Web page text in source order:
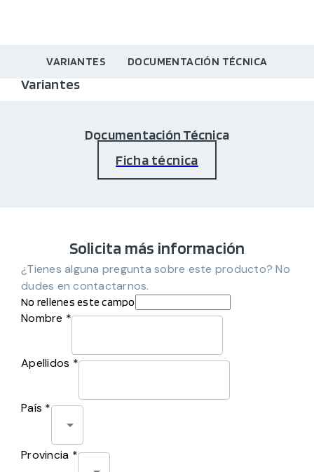
VARIANTES DOCUMENTACIÓN TÉCNICA
Variantes
Documentación Técnica
Ficha técnica
Solicita más información
¿Tienes alguna pregunta sobre este producto? No
dudes en contactarnos.
No rellenes este campo
Nombre *
Apellidos *
País *
Provincia *